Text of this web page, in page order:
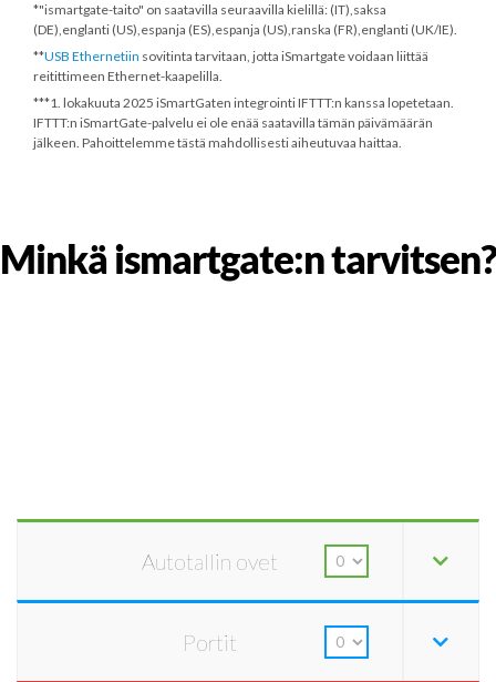
*"ismartgate-taito" on saatavilla seuraavilla kielillä: (IT),saksa
(DE),englanti (US),espanja (ES),espanja (US),ranska (FR),englanti (UK/IE).
**USB Ethernetiin sovitinta tarvitaan, jotta iSmartgate voidaan liittää
reitittimeen Ethernet-kaapelilla.
***1. lokakuuta 2025 iSmartGaten integrointi IFTTT:n kanssa lopetetaan.
IFTTT:n iSmartGate-palvelu ei ole enää saatavilla tämän päivämäärän
jälkeen. Pahoittelemme tästä mahdollisesti aiheutuvaa haittaa.
Minkä ismartgate:n tarvitsen?
Autotallin ovet
Portit